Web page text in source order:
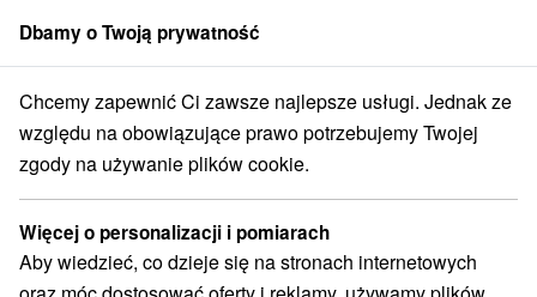
członek grupySorger
na Słowacji Jeziora, jeziora, zbiorniki wodne Wysokie Tatry
Jeziora, jeziora, zbiorniki wodne
Wysokie Tatry
Kategorie
Dbamy o Twoją prywatność
Chcemy zapewnić Ci zawsze najlepsze usługi. Jednak ze
względu na obowiązujące prawo potrzebujemy Twojej
zgody na używanie plików cookie.
Więcej o personalizacji i pomiarach
Aby wiedzieć, co dzieje się na stronach internetowych